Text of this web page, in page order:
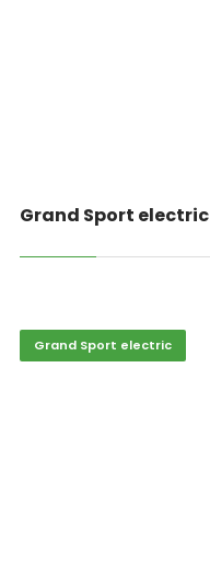
Grand Sport electric
Grand Sport electric